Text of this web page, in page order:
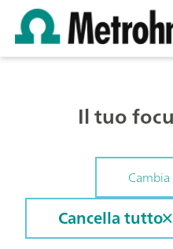
Il tuo
Cancella tutto